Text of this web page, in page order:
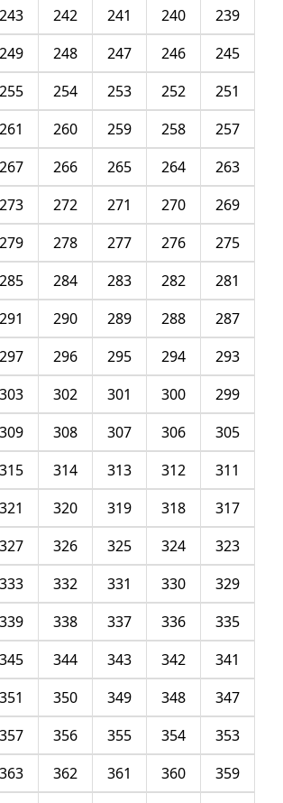
239
240
241
242
243
245
246
247
248
249
251
252
253
254
255
257
258
259
260
261
263
264
265
266
267
269
270
271
272
273
275
276
277
278
279
281
282
283
284
285
287
288
289
290
291
293
294
295
296
297
299
300
301
302
303
305
306
307
308
309
311
312
313
314
315
317
318
319
320
321
323
324
325
326
327
329
330
331
332
333
335
336
337
338
339
341
342
343
344
345
347
348
349
350
351
353
354
355
356
357
359
360
361
362
363